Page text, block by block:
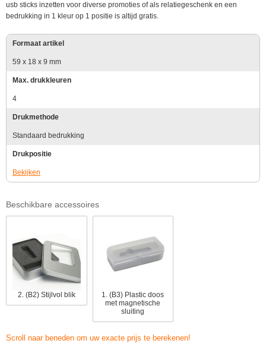
usb sticks inzetten voor diverse promoties of als relatiegeschenk en een
bedrukking in 1 kleur op 1 positie is altijd gratis.
Formaat artikel
59 x 18 x 9 mm
Max. drukkleuren
4
Drukmethode
Standaard bedrukking
Drukpositie
Bekijken
Beschikbare accessoires
2. (B2) Stijlvol blik
1. (B3) Plastic doos
met magnetische
sluiting
Scroll naar beneden om uw exacte prijs te berekenen!